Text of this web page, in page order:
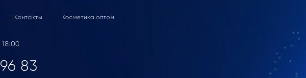
Контакты Косметика оптом
83